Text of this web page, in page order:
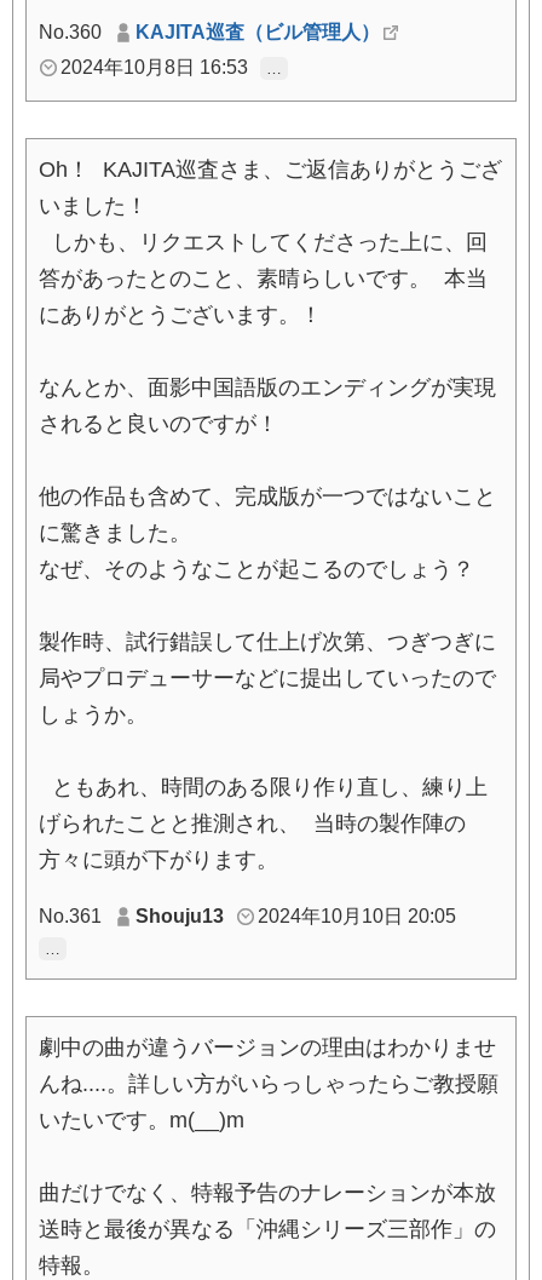
No.360
KAJITA巡査（ビル管理人）
2024年10月8日 16:53
Oh！ KAJITA巡査さま、ご返信ありがとうござ
いました！
しかも、リクエストしてくださった上に、回
答があったとのこと、素晴らしいです。 本当
にありがとうございます。！
なんとか、面影中国語版のエンディングが実現
されると良いのですが！
他の作品も含めて、完成版が一つではないこと
に驚きました。
なぜ、そのようなことが起こるのでしょう？
製作時、試行錯誤して仕上げ次第、つぎつぎに
局やプロデューサーなどに提出していったので
しょうか。
ともあれ、時間のある限り作り直し、練り上
げられたことと推測され、 当時の製作陣の
方々に頭が下がります。
No.361 Shouju13 2024年10月10日 20:05
…
劇中の曲が違うバージョンの理由はわかりませ
んね....。詳しい方がいらっしゃったらご教授願
いたいです。m(__)m
曲だけでなく、特報予告のナレーションが本放
送時と最後が異なる「沖縄シリーズ三部作」の
特報。